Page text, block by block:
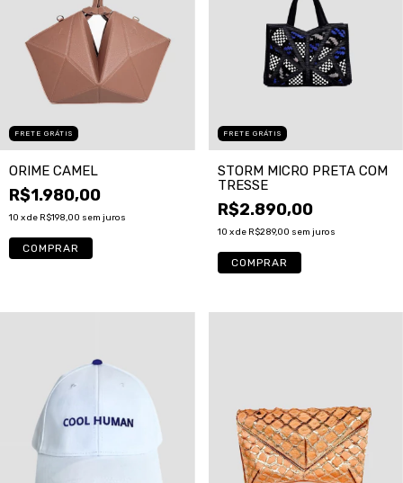
FRETE GRÁTIS
ORIME CAMEL
R$1.980,00
10 x de R$198,00 sem juros
FRETE GRÁTIS
STORM MICRO PRETA COM
TRESSE
R$2.890,00
10 x de R$289,00 sem juros